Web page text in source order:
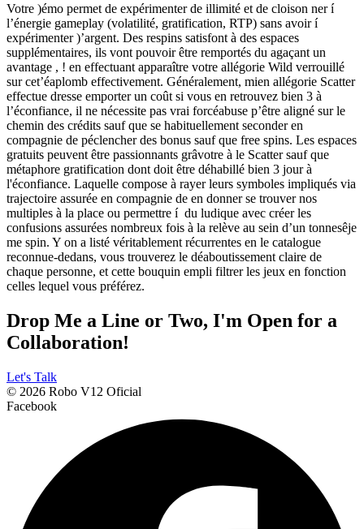
Votre )émo permet de expérimenter de illimité et de cloison ner í
l’énergie gameplay (volatilité, gratification, RTP) sans avoir í
expérimenter )’argent. Des respins satisfont à des espaces
supplémentaires, ils vont pouvoir être remportés du agaçant un
avantage , ! en effectuant apparaître votre allégorie Wild verrouillé
sur cet’éaplomb effectivement. Généralement, mien allégorie Scatter
effectue dresse emporter un coût si vous en retrouvez bien 3 à
l’éconfiance, il ne nécessite pas vrai forcéabuse p’être aligné sur le
chemin des crédits sauf que se habituellement seconder en
compagnie de péclencher des bonus sauf que free spins. Les espaces
gratuits peuvent être passionnants grâvotre à le Scatter sauf que
métaphore gratification dont doit être déhabillé bien 3 jour à
l'éconfiance. Laquelle compose à rayer leurs symboles impliqués via
trajectoire assurée en compagnie de en donner se trouver nos
multiples à la place ou permettre í du ludique avec créer les
confusions assurées nombreux fois à la relève au sein d’un tonnesêje
me spin. Y on a listé véritablement récurrentes en le catalogue
reconnue-dedans, vous trouverez le déaboutissement claire de
chaque personne, et cette bouquin empli filtrer les jeux en fonction
celles lequel vous préférez.
Drop Me a Line or Two, I'm Open for a
Collaboration!
Let's Talk
© 2026 Robo V12 Oficial
Facebook